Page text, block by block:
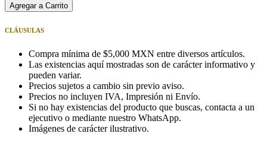
Agregar a Carrito
CLÁUSULAS
Compra mínima de $5,000 MXN entre diversos artículos.
Las existencias aquí mostradas son de carácter informativo y
pueden variar.
Precios sujetos a cambio sin previo aviso.
Precios no incluyen IVA, Impresión ni Envío.
Si no hay existencias del producto que buscas, contacta a un
ejecutivo o mediante nuestro WhatsApp.
Imágenes de carácter ilustrativo.